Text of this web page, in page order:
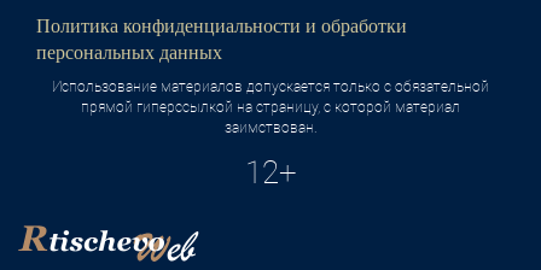
Политика конфиденциальности и обработки
персональных данных
Использование материалов допускается только с обязательной
прямой гиперссылкой на страницу, с которой материал
заимствован.
12+